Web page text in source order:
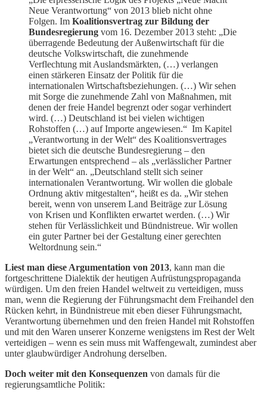
Neue Verantwortung“ von 2013 blieb nicht ohne
Folgen. Im Koalitionsvertrag zur Bildung der
Bundesregierung vom 16. Dezember 2013 steht: „Die
überragende Bedeutung der Außenwirtschaft für die
deutsche Volkswirtschaft, die zunehmende
Verflechtung mit Auslandsmärkten, (…) verlangen
einen stärkeren Einsatz der Politik für die
internationalen Wirtschaftsbeziehungen. (…) Wir sehen
mit Sorge die zunehmende Zahl von Maßnahmen, mit
denen der freie Handel begrenzt oder sogar verhindert
wird. (…) Deutschland ist bei vielen wichtigen
Rohstoffen (…) auf Importe angewiesen.“ Im Kapitel
„Verantwortung in der Welt“ des Koalitionsvertrages
bietet sich die deutsche Bundesregierung – den
Erwartungen entsprechend – als „verlässlicher Partner
in der Welt“ an. „Deutschland stellt sich seiner
internationalen Verantwortung. Wir wollen die globale
Ordnung aktiv mitgestalten“, heißt es da. „Wir stehen
bereit, wenn von unserem Land Beiträge zur Lösung
von Krisen und Konflikten erwartet werden. (…) Wir
stehen für Verlässlichkeit und Bündnistreue. Wir wollen
ein guter Partner bei der Gestaltung einer gerechten
Weltordnung sein.“
Liest man diese Argumentation von 2013, kann man die
fortgeschrittene Dialektik der heutigen Aufrüstungspropaganda
würdigen. Um den freien Handel weltweit zu verteidigen, muss
man, wenn die Regierung der Führungsmacht dem Freihandel den
Rücken kehrt, in Bündnistreue mit eben dieser Führungsmacht,
Verantwortung übernehmen und den freien Handel mit Rohstoffen
und mit den Waren unserer Konzerne wenigstens im Rest der Welt
verteidigen – wenn es sein muss mit Waffengewalt, zumindest aber
unter glaubwürdiger Androhung derselben.
Doch weiter mit den Konsequenzen von damals für die
regierungsamtliche Politik: